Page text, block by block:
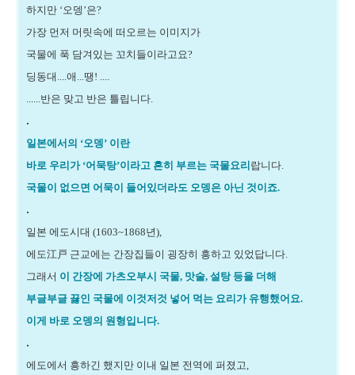
하지만 ‘오뎅’은?
가장 먼저 머릿속에 떠오르는 이미지가
국물에 푹 담겨있는 꼬치들이라고요?
딩동대....애...땡! ....
......반은 맞고 반은 틀립니다.
.
일본에서의 ‘오뎅’ 이란
바로 우리가 ‘어묵탕’이라고 흔히 부르는 국물요리 랍니다.
국물이 없으면 어묵이 들어있더라도 오뎅은 아닌 것이죠.
.
일본 에도시대 (1603~1868년),
에도江戸 근교에는 간장집들이 굉장히 흥하고 있었답니다.
그래서 이 간장에 가츠오부시 국물, 맛술, 설탕 등을 더해
부글부글 끓인 국물에 이것저것 넣어 먹는 요리가 유행했어요.
이게 바로 오뎅의 원형입니다.
.
에도에서 흥하긴 했지만 이내 일본 전역에 퍼졌고,